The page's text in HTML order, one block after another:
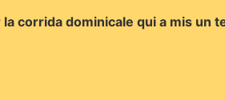
la corrida dominicale qui a mis